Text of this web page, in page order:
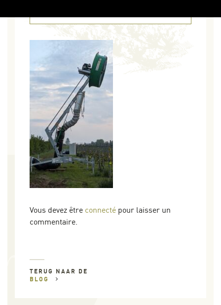
Vous devez être connecté pour laisser un
commentaire.
TERUG NAAR DE
BLOG